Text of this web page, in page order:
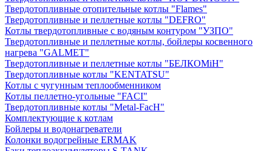
Твердотопливные отопительные котлы "Flames"
Твердотопливные и пеллетные котлы "DEFRO"
Котлы твердотопливные с водяным контуром "УЗПО"
Твердотопливные и пеллетные котлы, бойлеры косвенного
нагрева "GALMET"
Твердотопливные и пеллетные котлы "БЕЛКОМiН"
Твердотопливные котлы "KENTATSU"
Котлы с чугунным теплообменником
Котлы пеллетно-угольные "FACI"
Твердотопливные котлы "Metal-FacH"
Комплектующие к котлам
Бойлеры и водонагреватели
Колонки водогрейные ERMAK